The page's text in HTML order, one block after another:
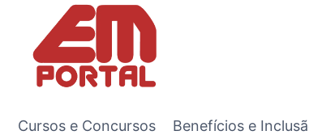
Cursos e Concursos Benefícios e